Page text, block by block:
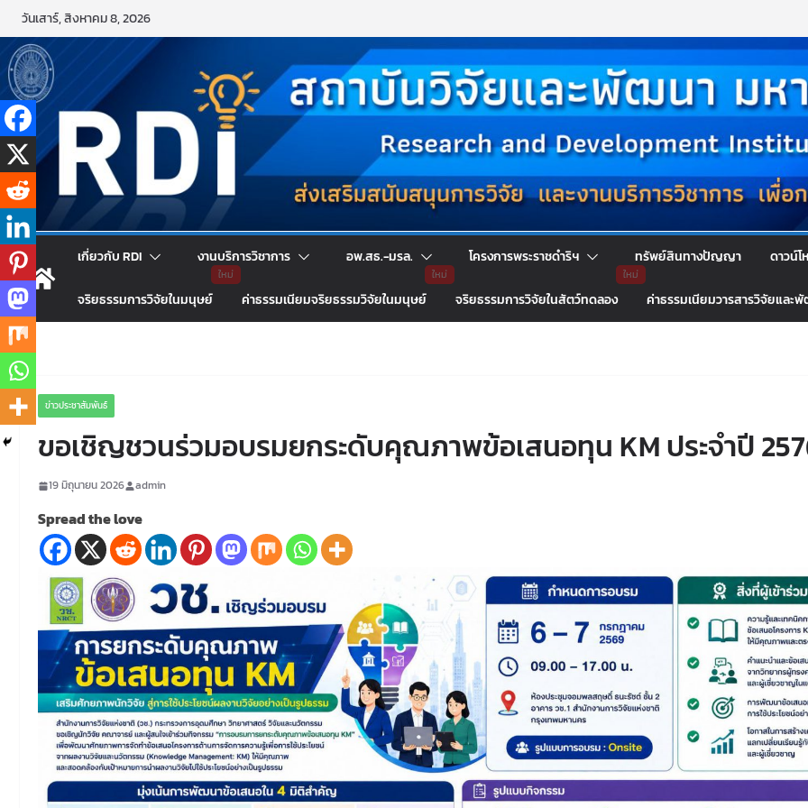
Skip
to
content
วันเสาร์, สิงหาคม 8, 2026
เกี่ยวกับ RDI งานบริการวิชาการ อพ.สธ.-มรล. โครงการพระราชดำริฯ ทรัพย์สินทางปัญญา ดาวน์โ
จริยธรรมการวิจัยในมนุษย์ ค่าธรรมเนียมจริยธรรมวิจัยในมนุษย์ จริยธรรมการวิจัยในสัตว์ทดลอง ค่าธรรมเนียมวารสารวิจัยและ
ข่าวประชาสัมพันธ์
ขอเชิญชวนร่วมอบรมยกระดับคุณภาพข้อเสนอทุน KM ประจำปี
19 มิถุนายน 2026 admin
Spread the love